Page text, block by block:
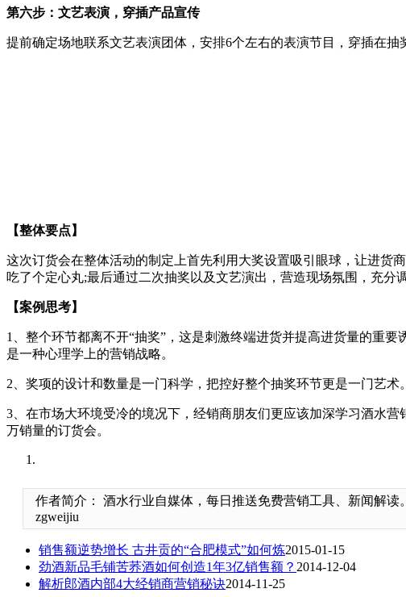
第六步：文艺表演，穿插产品宣传
提前确定场地联系文艺表演团体，安排6个左右的表演节目，穿插在
【整体要点】
这次订货会在整体活动的制定上首先利用大奖设置吸引眼球，让进货
吃了个定心丸;最后通过二次抽奖以及文艺演出，营造现场氛围，充分
【案例思考】
1、整个环节都离不开“抽奖”，这是刺激终端进货并提高进货量的重
是一种心理学上的营销战略。
2、奖项的设计和数量是一门科学，把控好整个抽奖环节更是一门艺术。
3、在市场大环境受冷的境况下，经销商朋友们更应该加深学习酒水
万销量的订货会。
作者简介： 酒水行业自媒体，每日推送免费营销工具、新闻解读
zgweijiu
销售额逆势增长 古井贡的“合肥模式”如何炼2015-01-15
劲酒新品毛铺苦荞酒如何创造1年3亿销售额？ 2014-12-04
解析郎酒内部4大经销商营销秘诀2014-11-25